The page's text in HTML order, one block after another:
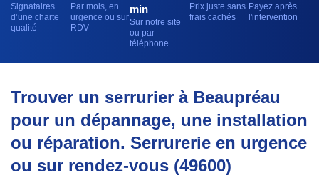
Signataires
d’une charte
qualité
Par mois, en
urgence ou sur
RDV
min
Sur notre site
ou par
téléphone
Prix juste sans
frais cachés
Payez après
l'intervention
Trouver un serrurier à Beaupréau
pour un dépannage, une installation
ou réparation. Serrurerie en urgence
ou sur rendez-vous (49600)